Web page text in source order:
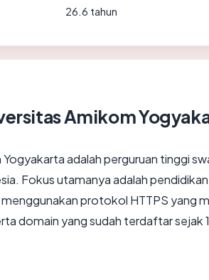
26.6 tahun
Amikom
adalah perguruan tinggi
Fokus utamanya adalah
protokol HTTPS yang
domain yang sudah terdaftar sejak